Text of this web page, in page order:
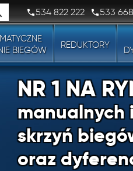
534 822 222 533
BIEGÓW
REDUKTORY
NR 1 NA
manualnych
skrzyń
oraz